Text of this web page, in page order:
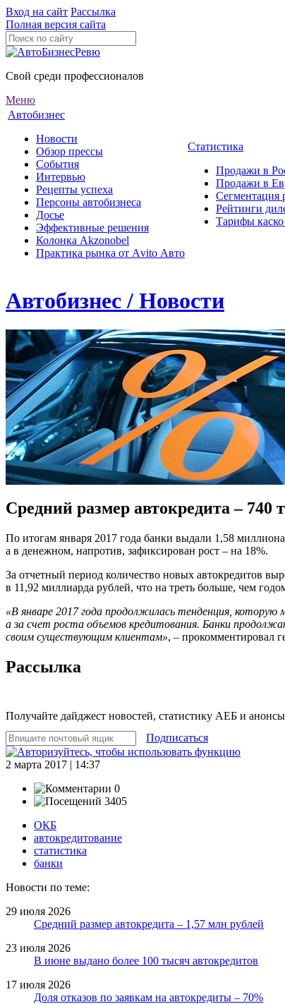
Вход на сайт Рассылка
Полная версия сайта
Свой среди профессионалов
Меню
Автобизнес
Новости
Обзор прессы
События
Интервью
Рецепты успеха
Персоны автобизнеса
Досье
Эффективные решения
Колонка Akzonobel
Практика рынка от Аvito Авто
Статистика
Продажи в
Продажи в
Сегментация
Рейтинги
Тарифы
Автобизнес / Новости
Средний размер автокредита – 740
По итогам января 2017 года банки выдали 1,58
а в денежном, напротив, зафиксирован рост – на 18%.
За отчетный период количество новых автокредитов
в 11,92 миллиарда рублей, что на треть больше, чем
«В январе 2017 года продолжилась тенденция, которую
а за счет роста объемов кредитования. Банки
своим существующим клиентам», – прокомментировал
Рассылка
Получайте дайджест новостей, статистику АЕБ и
Подписаться
2 марта 2017 | 14:37
0
3405
ОКБ
автокредитование
статистика
банки
Новости по теме:
29 июля 2026
Средний размер автокредита – 1,57 млн рублей
23 июля 2026
В июне выдано более 100 тысяч автокредитов
17 июля 2026
Доля отказов по заявкам на автокредиты – 70%